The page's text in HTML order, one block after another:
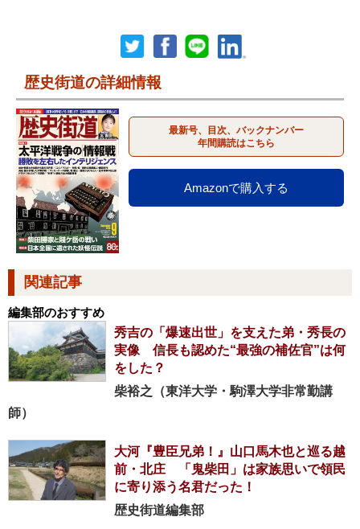
歴史街道の詳細情報
最新号、目次、バックナンバー
年間購読はこちら
Amazonで購入する
関連記事
編集部のおすすめ
秀吉の「爆速出世」を支えた弟・秀長の
実像 信長も認めた“最強の補佐官”は何
をした？
柴裕之（東洋大学・駒澤大学非常勤講
師）
大河『豊臣兄弟！』山口馬木也と巡る越
前・北庄 「鬼柴田」は家族思いで領民
に寄り添う名君だった！
歴史街道編集部